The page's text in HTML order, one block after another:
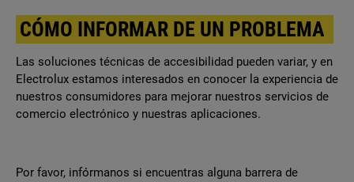
CÓMO INFORMAR DE UN PROBLEMA
Las soluciones técnicas de accesibilidad pueden variar, y en
Electrolux estamos interesados en conocer la experiencia de
nuestros consumidores para mejorar nuestros servicios de
comercio electrónico y nuestras aplicaciones.
Por favor, infórmanos si encuentras alguna barrera de